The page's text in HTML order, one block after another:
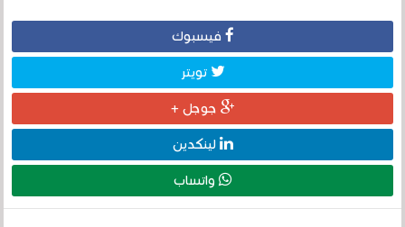
فيسبوك
تويتر
جوجل +
لينكدين
واتساب